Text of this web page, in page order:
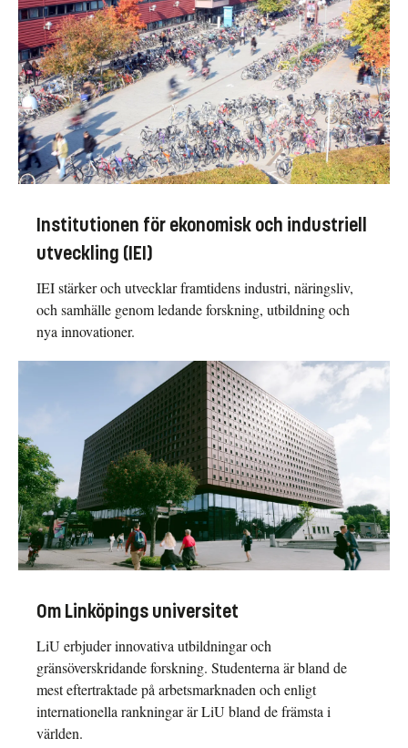
Institutionen för ekonomisk och industriell
utveckling (IEI)
IEI stärker och utvecklar framtidens industri, näringsliv,
och samhälle genom ledande forskning, utbildning och
nya innovationer.
Om Linköpings universitet
LiU erbjuder innovativa utbildningar och
gränsöverskridande forskning. Studenterna är bland de
mest eftertraktade på arbetsmarknaden och enligt
internationella rankningar är LiU bland de främsta i
världen.